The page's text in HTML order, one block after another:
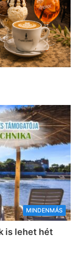
MINDENMÁS
is lehet hét